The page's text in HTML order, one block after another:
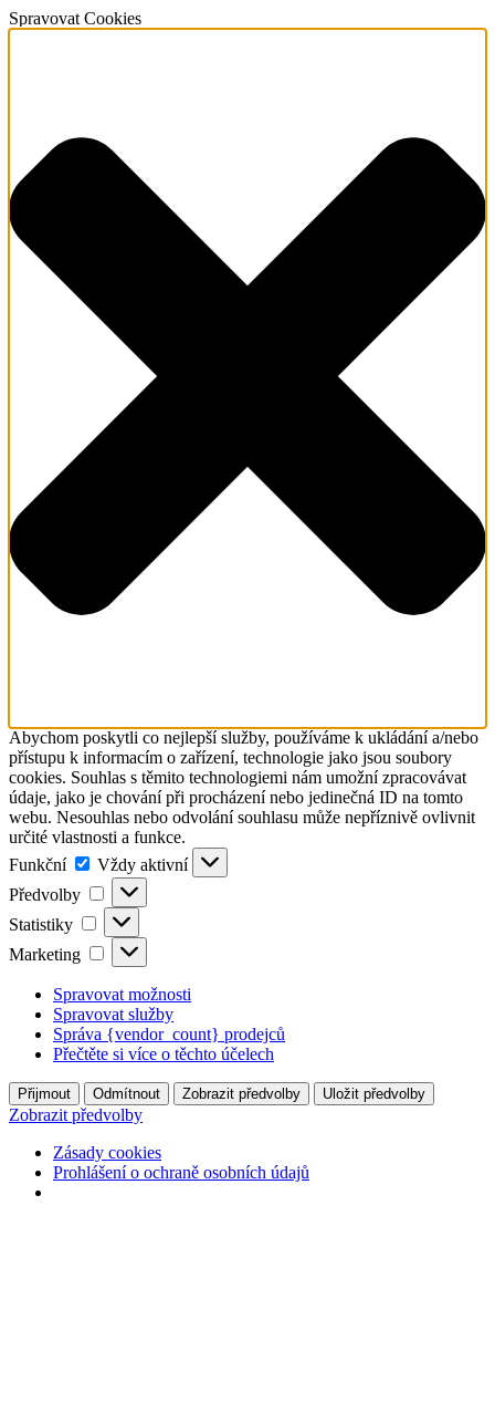
Spravovat Cookies
Abychom poskytli co nejlepší služby, používáme k ukládání a/nebo
přístupu k informacím o zařízení, technologie jako jsou soubory
cookies. Souhlas s těmito technologiemi nám umožní zpracovávat
údaje, jako je chování při procházení nebo jedinečná ID na tomto
webu. Nesouhlas nebo odvolání souhlasu může nepříznivě ovlivnit
určité vlastnosti a funkce.
Funkční
Funkční
Vždy aktivní
Předvolby
Předvolby
Statistiky Statistiky
Marketing Marketing
Spravovat možnosti
Spravovat služby
Správa {vendor_count} prodejců
Přečtěte si více o těchto účelech
Přijmout Odmítnout Zobrazit předvolby Uložit předvolby
Zobrazit předvolby
Zásady cookies
Prohlášení o ochraně osobních údajů